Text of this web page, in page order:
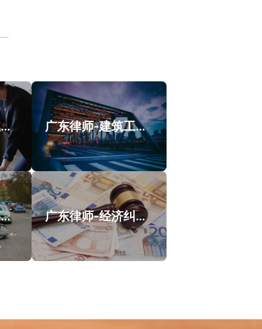
广东律师-涉外业务类案件案例 广东律师-建筑工程纠纷类案件案例
广东律师-交通事故类案件案例 广东律师-经济纠纷类案件案例